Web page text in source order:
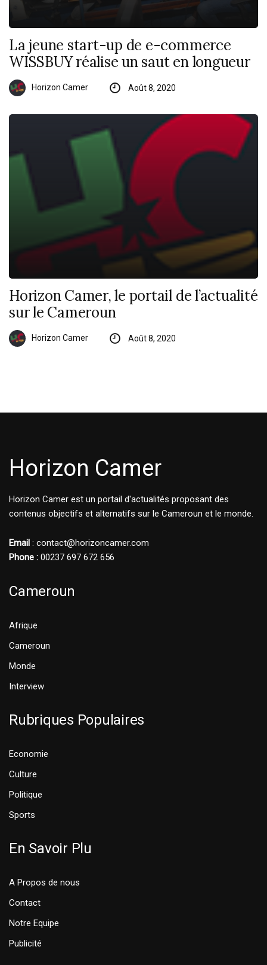
La jeune start-up de e-commerce
WISSBUY réalise un saut en longueur
Horizon Camer Août 8, 2020
Horizon Camer, le portail de l’actualité
sur le Cameroun
Horizon Camer Août 8, 2020
Horizon Camer
Horizon Camer est un portail d'actualités proposant des
contenus objectifs et alternatifs sur le Cameroun et le monde.
Email : contact@horizoncamer.com
Phone : 00237 697 672 656
Cameroun
Afrique
Cameroun
Monde
Interview
Rubriques Populaires
Economie
Culture
Politique
Sports
En Savoir Plu
A Propos de nous
Contact
Notre Equipe
Publicité